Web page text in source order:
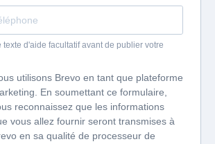
texte d'aide facultatif avant de publier votre
utilisons Brevo en tant que plateforme
En soumettant ce formulaire,
reconnaissez que les informations
vous allez fournir seront transmises à
en sa qualité de processeur de